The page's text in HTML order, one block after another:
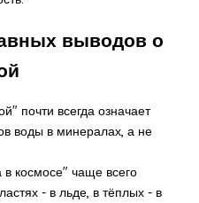
выводов о
почти всегда означает
воды в минералах, а не
в космосе" чаще всего
- в льде, в тёплых - в